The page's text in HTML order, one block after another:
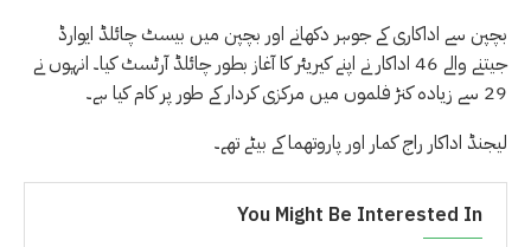
بچپن سے اداکاری کے جوہر دکھانے اور بچپن میں بیسٹ چائلڈ ایوارڈ
جیتنے والے 46 اداکار نے اپنے کیریئر کا آغاز بطور چائلڈ آرٹسٹ کیا۔ انہوں نے
29 سے زیادہ کنڑ فلموں میں مرکزی کردار کے طور پر کام کیا ہے۔
لیجنڈ اداکار راج کمار اور پاروتھما کے بیٹے تھے۔
You Might Be Interested In